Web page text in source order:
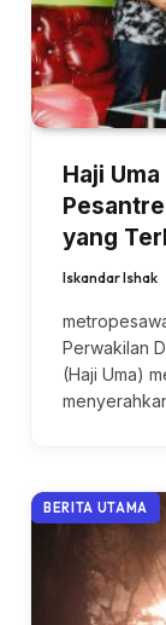
Haji
yang
Iskandar Ishak
Perwakilan
(Haji Uma)
BERITA UTAMA